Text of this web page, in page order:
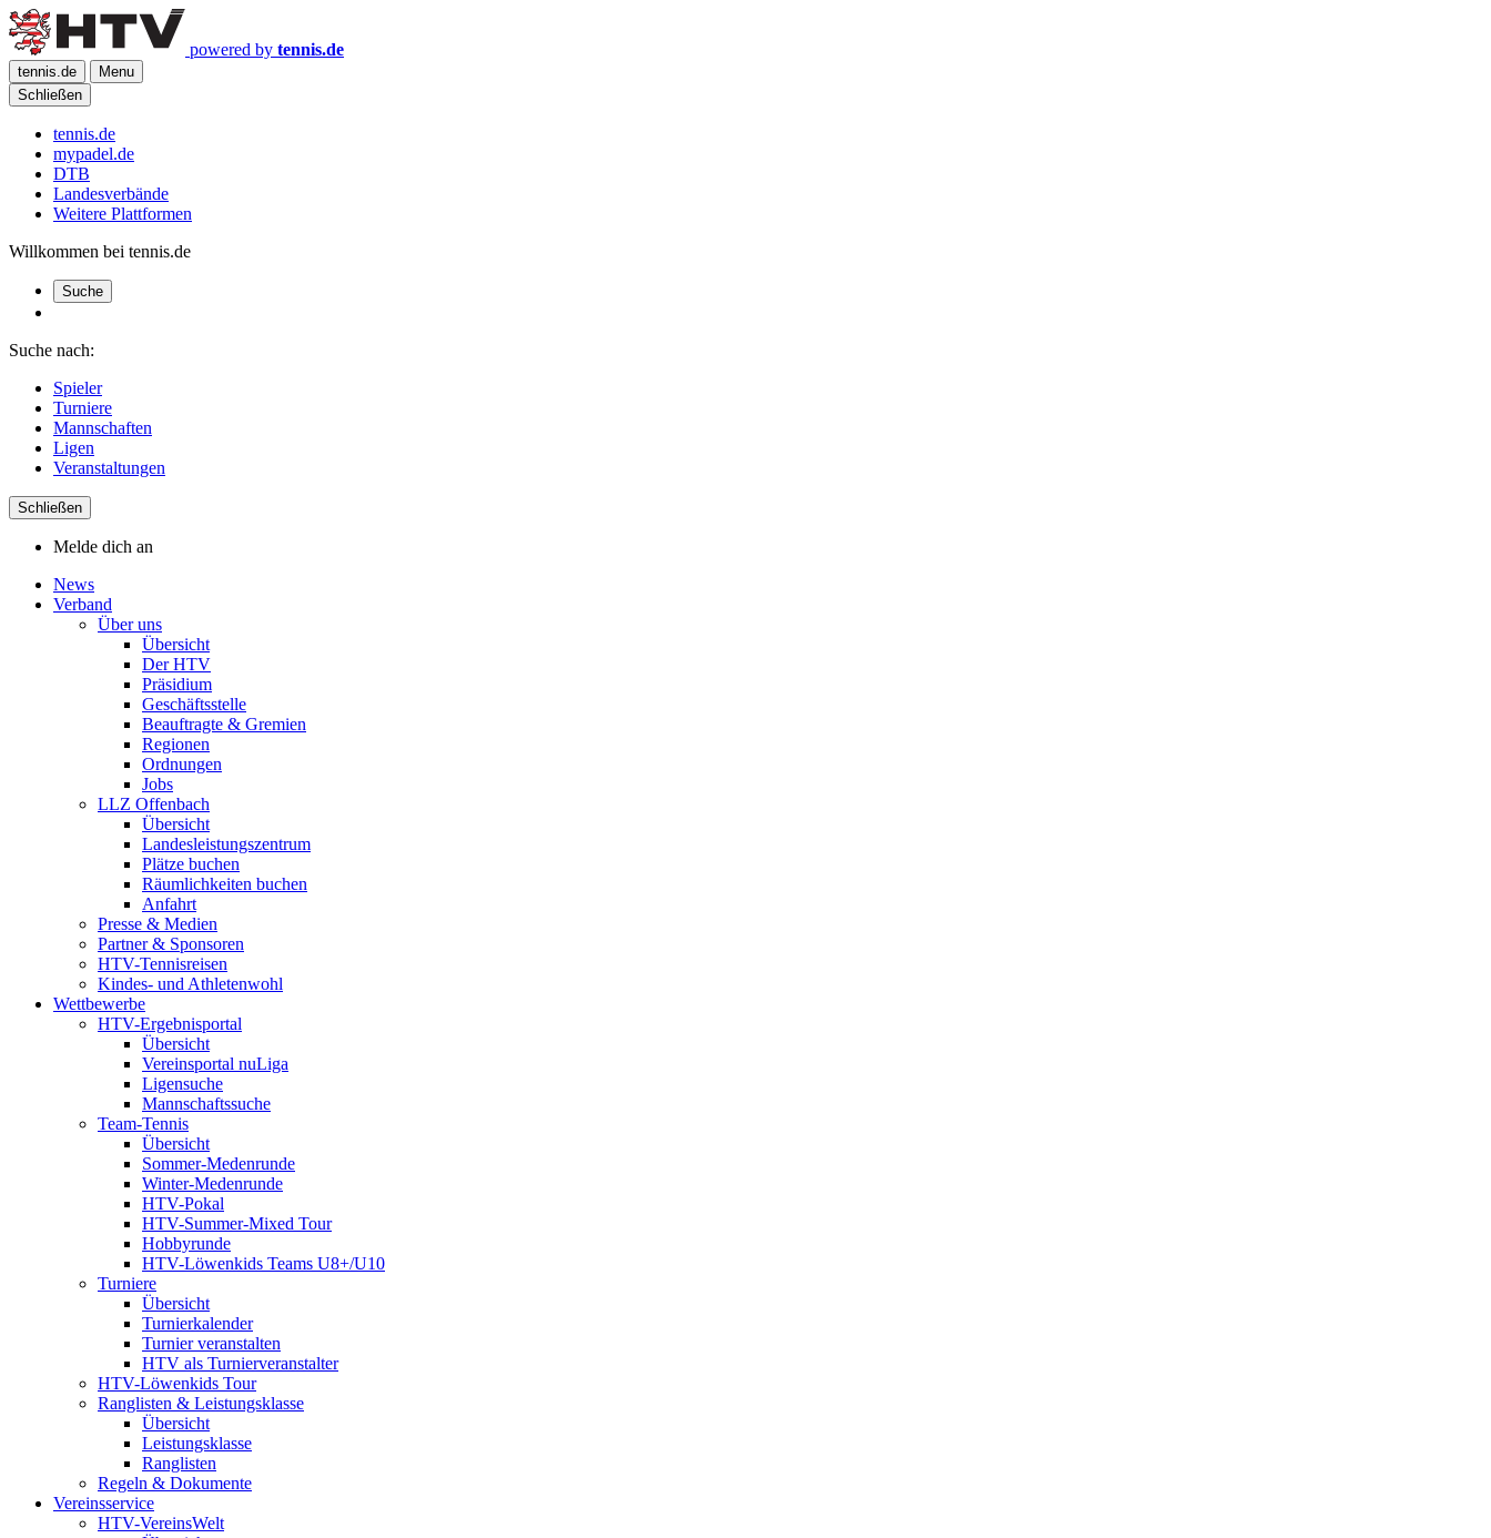
powered by tennis.de
tennis.de
Menu
Schließen
tennis.de
mypadel.de
DTB
Landesverbände
Weitere Plattformen
Willkommen bei tennis.de
Suche
Suche nach:
Spieler
Turniere
Mannschaften
Ligen
Veranstaltungen
Schließen
Melde dich an
News
Verband
Über uns
Übersicht
Der HTV
Präsidium
Geschäftsstelle
Beauftragte & Gremien
Regionen
Ordnungen
Jobs
LLZ Offenbach
Übersicht
Landesleistungszentrum
Plätze buchen
Räumlichkeiten buchen
Anfahrt
Presse & Medien
Partner & Sponsoren
HTV-Tennisreisen
Kindes- und Athletenwohl
Wettbewerbe
HTV-Ergebnisportal
Übersicht
Vereinsportal nuLiga
Ligensuche
Mannschaftssuche
Team-Tennis
Übersicht
Sommer-Medenrunde
Winter-Medenrunde
HTV-Pokal
HTV-Summer-Mixed Tour
Hobbyrunde
HTV-Löwenkids Teams U8+/U10
Turniere
Übersicht
Turnierkalender
Turnier veranstalten
HTV als Turnierveranstalter
HTV-Löwenkids Tour
Ranglisten & Leistungsklasse
Übersicht
Leistungsklasse
Ranglisten
Regeln & Dokumente
Vereinsservice
HTV-VereinsWelt